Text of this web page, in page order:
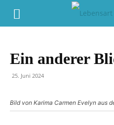
Ein anderer
25. Juni 2024
Bild von Karima Carmen Evelyn aus